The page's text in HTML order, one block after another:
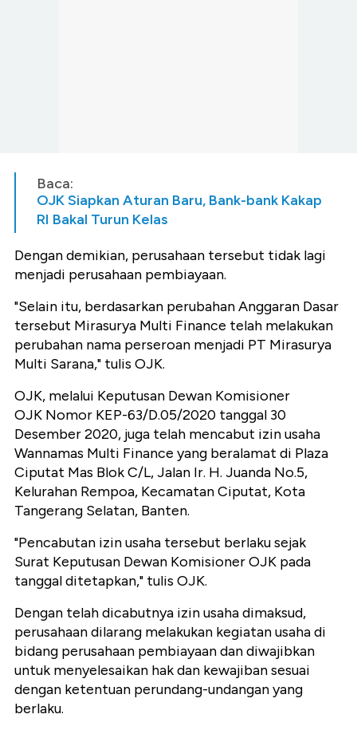
Baca:
OJK Siapkan Aturan Baru, Bank-bank Kakap
RI Bakal Turun Kelas
Dengan demikian, perusahaan tersebut tidak lagi
menjadi perusahaan pembiayaan.
"Selain itu, berdasarkan perubahan Anggaran Dasar
tersebut Mirasurya Multi Finance telah melakukan
perubahan nama perseroan menjadi PT Mirasurya
Multi Sarana," tulis OJK.
OJK, melalui Keputusan Dewan Komisioner
OJK Nomor KEP-63/D.05/2020 tanggal 30
Desember 2020, juga telah mencabut izin usaha
Wannamas Multi Finance yang beralamat di Plaza
Ciputat Mas Blok C/L, Jalan Ir. H. Juanda No.5,
Kelurahan Rempoa, Kecamatan Ciputat, Kota
Tangerang Selatan, Banten.
"Pencabutan izin usaha tersebut berlaku sejak
Surat Keputusan Dewan Komisioner OJK pada
tanggal ditetapkan," tulis OJK.
Dengan telah dicabutnya izin usaha dimaksud,
perusahaan dilarang melakukan kegiatan usaha di
bidang perusahaan pembiayaan dan diwajibkan
untuk menyelesaikan hak dan kewajiban sesuai
dengan ketentuan perundang-undangan yang
berlaku.